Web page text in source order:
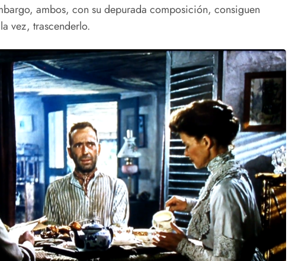
ambos, con su depurada composición, consiguen
vez, trascenderlo.